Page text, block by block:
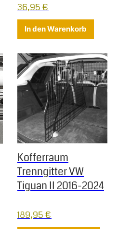
36,95€
In den Warenkorb
Kofferraum
Trenngitter VW
Tiguan II 2016-2024
189,95€